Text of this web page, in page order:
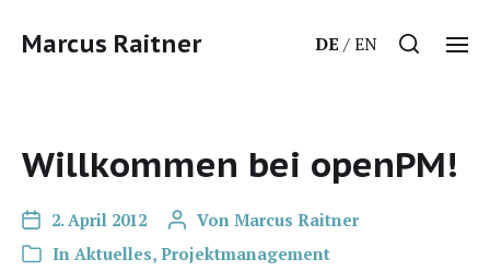
Marcus Raitner DE EN
Willkommen bei openPM!
2. April 2012 Von Marcus Raitner
In Aktuelles, Projektmanagement